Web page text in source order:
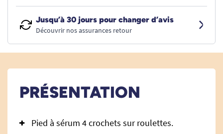
Jusqu’à 30 jours pour changer d’avis
Découvrir nos assurances retour
PRÉSENTATION
Pied à sérum 4 crochets sur roulettes.